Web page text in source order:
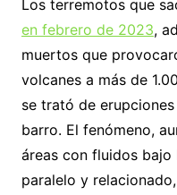
Los terremotos que
en febrero de 2023,
muertos que
volcanes a más de
se trató de
barro. El fenómeno,
áreas con fluidos
paralelo y